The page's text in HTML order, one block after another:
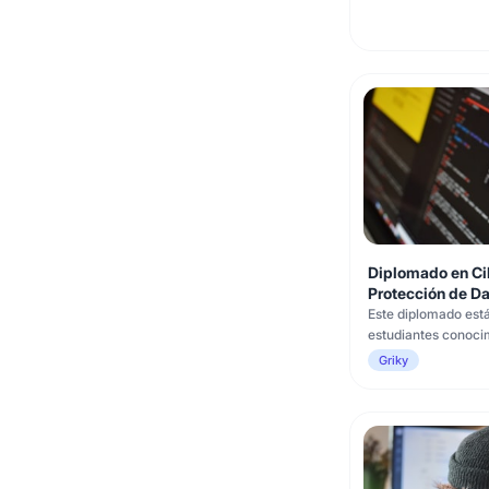
Diplomado en
Protección de
Este diplomado
estudiantes
ciberseguridad y
dirigido a
tendencias y
Griky